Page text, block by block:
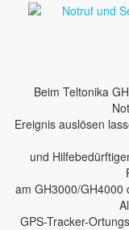
Beim Teltonika
Ereignis auslösen
und
am GH3000/GH4000
GPS-Tracker-